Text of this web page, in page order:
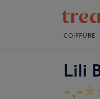
COIFFURE
Lili
-,-